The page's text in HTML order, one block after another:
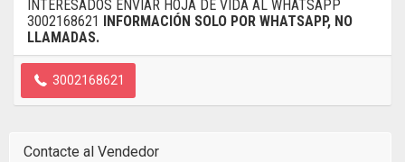
INTERESADOS ENVIAR HOJA DE VIDA AL WHATSAPP
3002168621 INFORMACIÓN SOLO POR WHATSAPP, NO
LLAMADAS.
3002168621
Contacte al Vendedor